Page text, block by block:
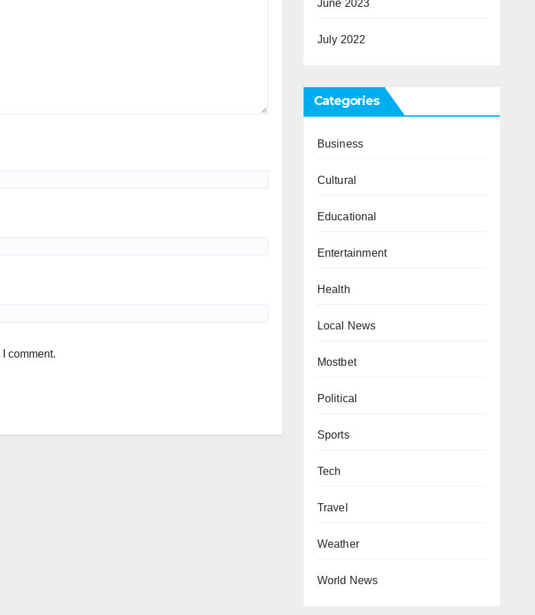
comment.
June 2023
July 2022
Categories
Business
Cultural
Educational
Entertainment
Health
Local News
Mostbet
Political
Sports
Tech
Travel
Weather
World News